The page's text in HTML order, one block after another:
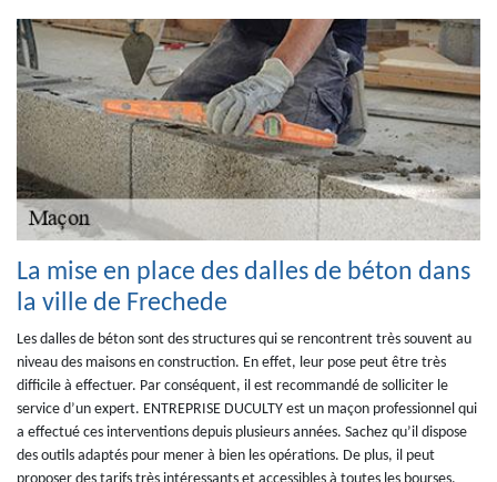
La mise en place des dalles de béton dans
la ville de Frechede
Les dalles de béton sont des structures qui se rencontrent très souvent au
niveau des maisons en construction. En effet, leur pose peut être très
difficile à effectuer. Par conséquent, il est recommandé de solliciter le
service d’un expert. ENTREPRISE DUCULTY est un maçon professionnel qui
a effectué ces interventions depuis plusieurs années. Sachez qu’il dispose
des outils adaptés pour mener à bien les opérations. De plus, il peut